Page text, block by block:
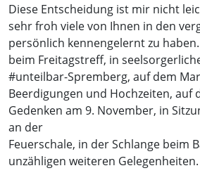
Diese Entscheidung ist mir nicht
sehr froh viele von Ihnen in den
persönlich kennengelernt zu
beim Freitagstreff, in
#unteilbar-Spremberg, auf dem
Beerdigungen und Hochzeiten, auf
Gedenken am 9. November, in
an der
Feuerschale, in der Schlange beim
unzähligen weiteren Gelegenheiten.